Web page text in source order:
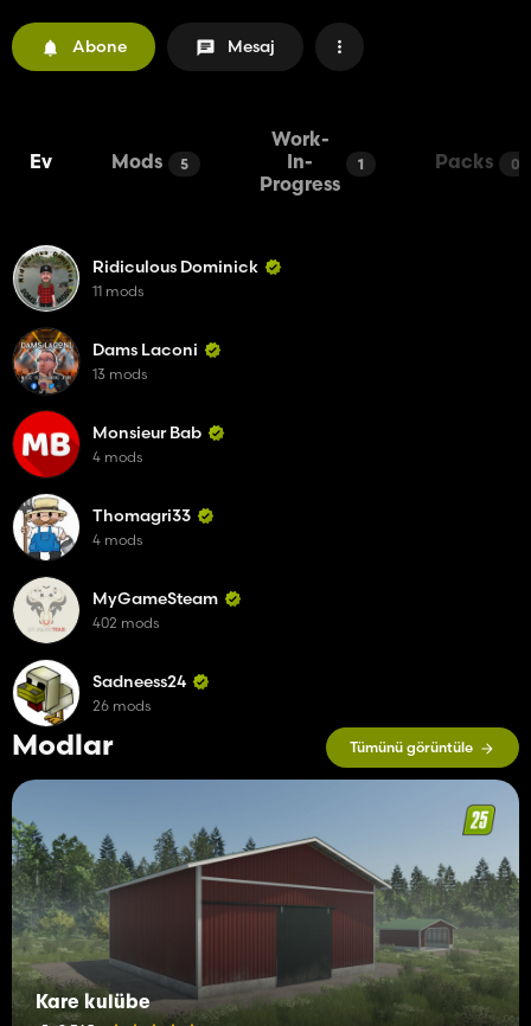
Abone Mesaj
Ev Mods 5
Work-
In-
Progress
1 Packs 0
Modlar Tümünü görüntüle
Kare kulübe
Ridiculous Dominick
11 mods
Dams Laconi
13 mods
Monsieur Bab
4 mods
Thomagri33
4 mods
MyGameSteam
402 mods
Sadneess24
26 mods